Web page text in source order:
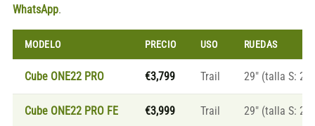
WhatsApp.
MODELO PRECIO USO RUEDAS
Cube ONE22 PRO €3,799 Trail 29″ (talla S:
Cube ONE22 PRO FE €3,999 Trail 29″ (talla S: